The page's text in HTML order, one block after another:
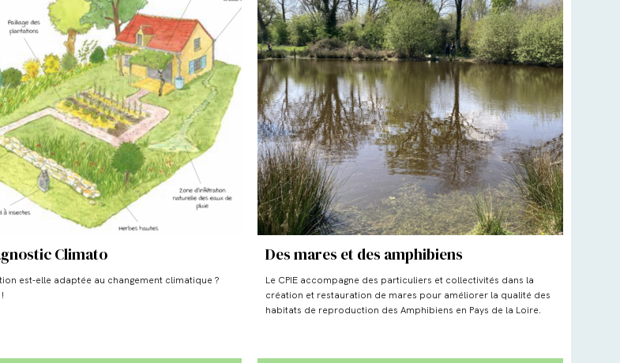
Climato
est-elle adaptée au changement climatique ?
Des mares et des amphibiens
Le CPIE accompagne des particuliers et collectivités dans la
création et restauration de mares pour améliorer la qualité des
habitats de reproduction des Amphibiens en Pays de la Loire.